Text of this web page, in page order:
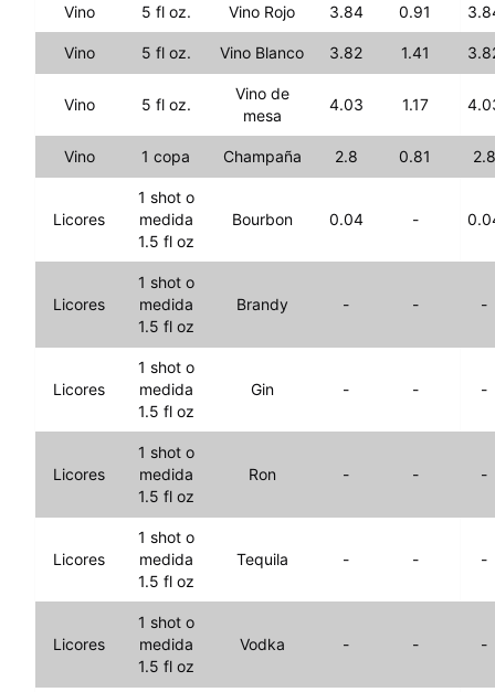
Vino 5 fl oz. Vino Rojo 3.84 0.91
Vino 5 fl oz. Vino Blanco 3.82 1.41
Vino 5 fl oz.
Vino de
mesa
4.03 1.17
Vino 1 copa Champaña 2.8 0.81 2.8
Licores
1 shot o
medida
1.5 fl oz
Bourbon 0.04 -
Licores
1 shot o
medida
1.5 fl oz
Brandy - - -
Licores
1 shot o
medida
1.5 fl oz
Gin - - -
Licores
1 shot o
medida
1.5 fl oz
Ron - - -
Licores
1 shot o
medida
1.5 fl oz
Tequila - - -
Licores
1 shot o
medida
1.5 fl oz
Vodka - - -